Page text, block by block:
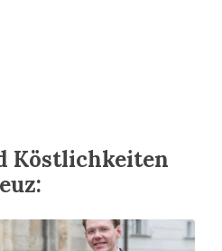
Köstlichkeiten